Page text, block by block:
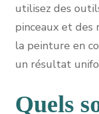
utilisez des
pinceaux et des
la peinture en
un résultat
Quels